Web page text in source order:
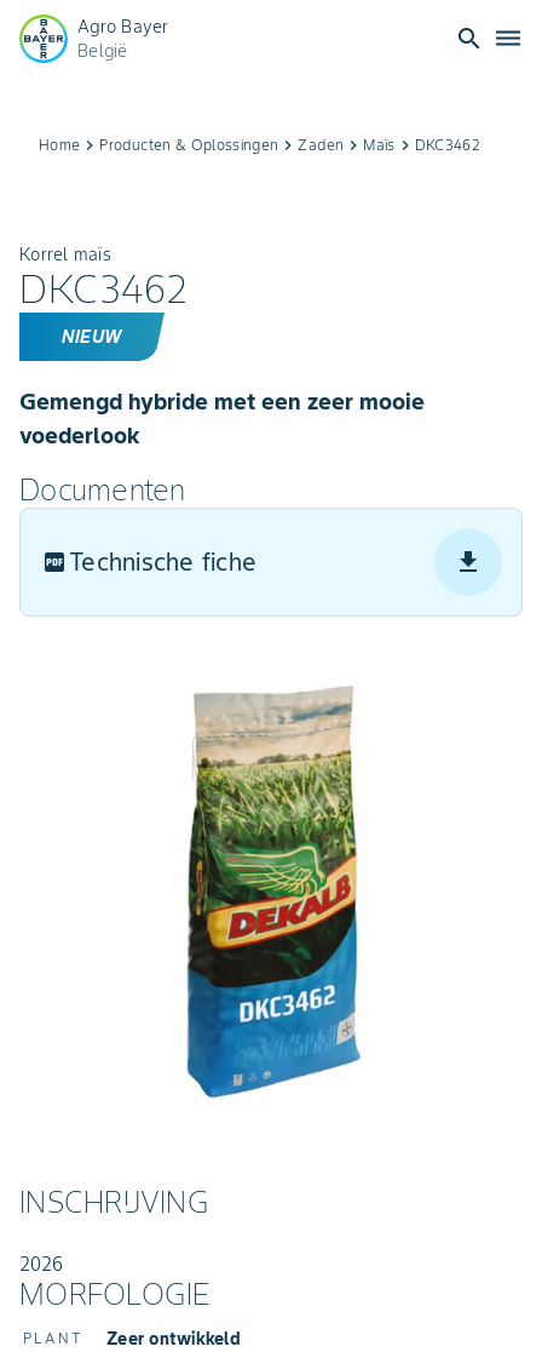
Agro Bayer
België
search dehaze
Home keyboard_arrow_right Producten & Oplossingen​ keyboard_arrow_rightZaden keyboard_arrow_right Maïs keyboard_arrow_right DKC3462
Korrel maïs
DKC3462
NIEUW
Gemengd hybride met een zeer mooie
voederlook
Documenten
Technische fiche
INSCHRIJVING
2026
MORFOLOGIE
PLANT Zeer ontwikkeld